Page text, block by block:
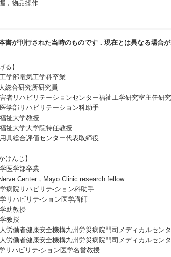
，物品操作
書が刊行された当時のものです．現在とは異なる場合が
】
部電気工学科卒業
研究所研究員
リハビリテーションセンター福祉工学研究室主任研
部リハビリテーション科助手
祉大学教授
大学大学院特任教授
具総合評価センター代表取締役
けんじ】
医学部卒業
Center，Mayo Clinic research fellow
病院リハビリテ-ション科助手
リハビリテ-ション医学講師
助教授
教授
労働者健康安全機構九州労災病院門司メディカルセン
働者健康安全機構九州労災病院門司メディカルセン
ビリテ-ション医学名誉教授